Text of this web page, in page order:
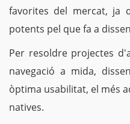
favorites del mercat, ja
potents pel que fa a
Per resoldre projectes
navegació a mida,
òptima usabilitat, el més
natives.